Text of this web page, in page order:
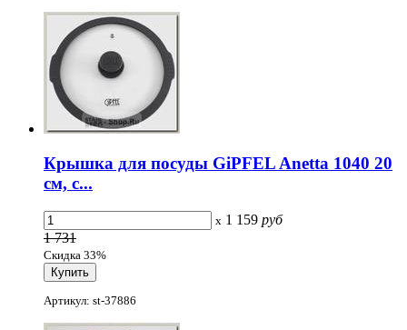
Крышка для посуды GiPFEL Anetta 1040 20
см, с...
x 1 159 руб
1 731
Скидка 33%
Артикул: st-37886